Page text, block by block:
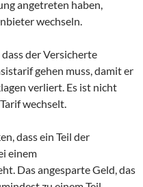
angetreten haben,
wechseln.
der Versicherte
gehen muss, damit er
verliert. Es ist nicht
wechselt.
dass ein Teil der
einem
Das angesparte Geld, das